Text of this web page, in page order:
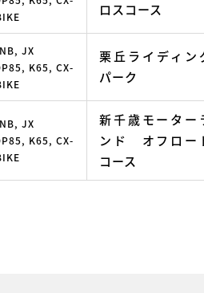
ロスコース
JX
K65, CX-
栗丘ライディン
パーク
JX
K65, CX-
新千歳モーター
ンド オフロー
コース